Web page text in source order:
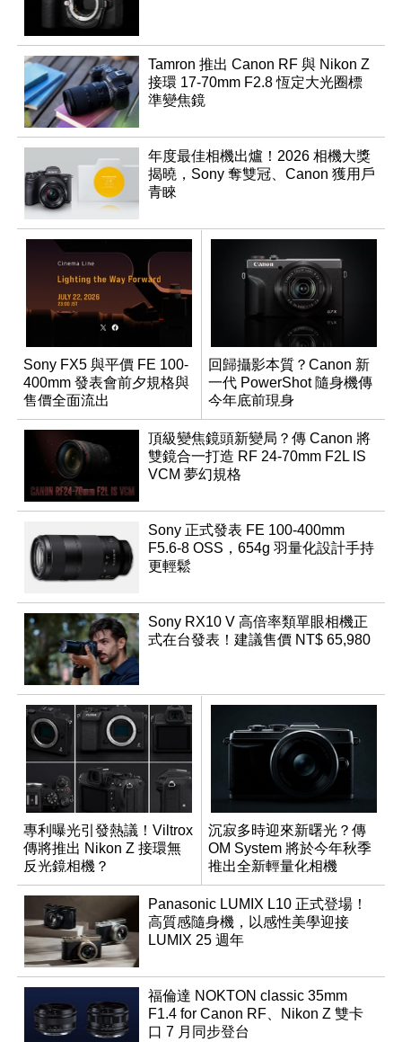
Tamron 推出 Canon RF 與 Nikon Z
接環 17-70mm F2.8 恆定大光圈標
準變焦鏡
年度最佳相機出爐！2026 相機大獎
揭曉，Sony 奪雙冠、Canon 獲用戶
青睞
Sony FX5 與平價 FE 100-
400mm 發表會前夕規格與
售價全面流出
回歸攝影本質？Canon 新
一代 PowerShot 隨身機傳
今年底前現身
頂級變焦鏡頭新變局？傳 Canon 將
雙鏡合一打造 RF 24-70mm F2L IS
VCM 夢幻規格
Sony 正式發表 FE 100-400mm
F5.6-8 OSS，654g 羽量化設計手持
更輕鬆
Sony RX10 V 高倍率類單眼相機正
式在台發表！建議售價 NT$ 65,980
專利曝光引發熱議！Viltrox
傳將推出 Nikon Z 接環無
反光鏡相機？
沉寂多時迎來新曙光？傳
OM System 將於今年秋季
推出全新輕量化相機
Panasonic LUMIX L10 正式登場！
高質感隨身機，以感性美學迎接
LUMIX 25 週年
福倫達 NOKTON classic 35mm
F1.4 for Canon RF、Nikon Z 雙卡
口 7 月同步登台